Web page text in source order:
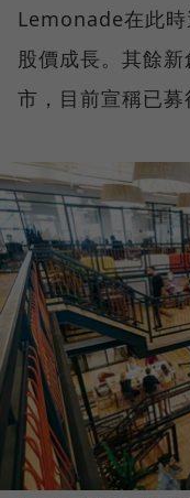
Lemonade在此
股價成長。其餘
市，目前宣稱已募